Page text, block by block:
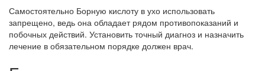
Самостоятельно Борную кислоту в ухо использовать
запрещено, ведь она обладает рядом противопоказаний и
побочных действий. Установить точный диагноз и назначить
лечение в обязательном порядке должен врач.